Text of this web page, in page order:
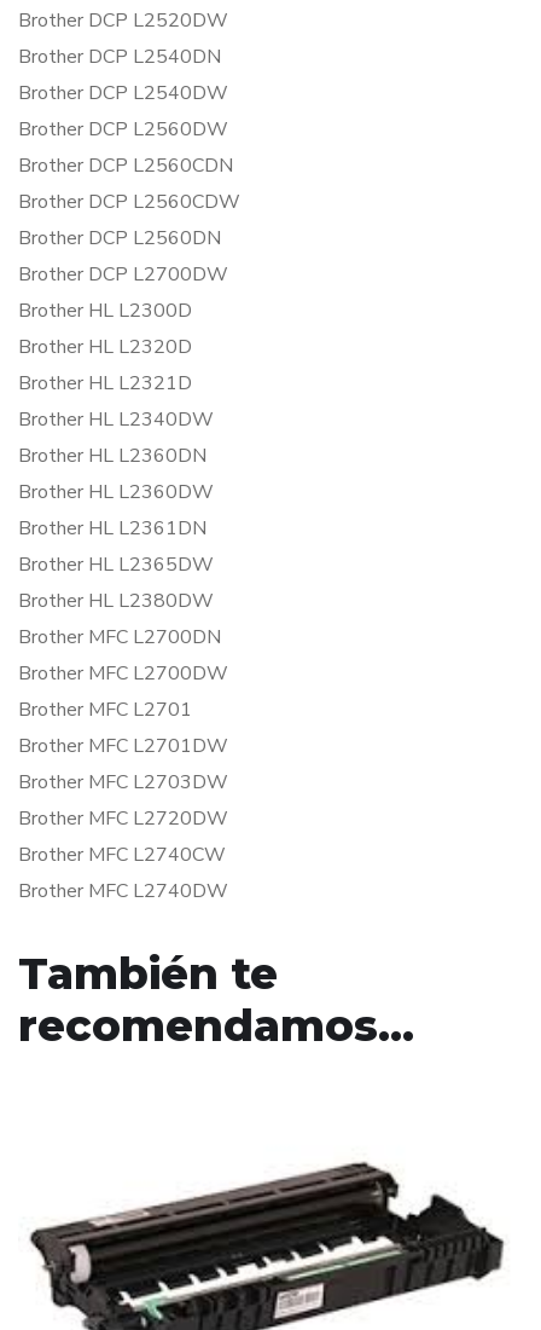
Brother DCP L2520DW
Brother DCP L2540DN
Brother DCP L2540DW
Brother DCP L2560DW
Brother DCP L2560CDN
Brother DCP L2560CDW
Brother DCP L2560DN
Brother DCP L2700DW
Brother HL L2300D
Brother HL L2320D
Brother HL L2321D
Brother HL L2340DW
Brother HL L2360DN
Brother HL L2360DW
Brother HL L2361DN
Brother HL L2365DW
Brother HL L2380DW
Brother MFC L2700DN
Brother MFC L2700DW
Brother MFC L2701
Brother MFC L2701DW
Brother MFC L2703DW
Brother MFC L2720DW
Brother MFC L2740CW
Brother MFC L2740DW
También te
recomendamos…